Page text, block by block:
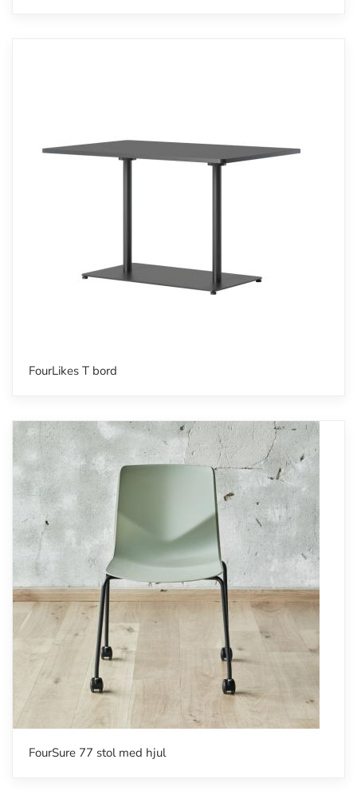
FourLikes T bord
FourSure 77 stol med hjul